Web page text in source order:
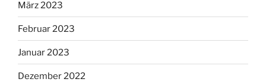
März 2023
Februar 2023
Januar 2023
Dezember 2022